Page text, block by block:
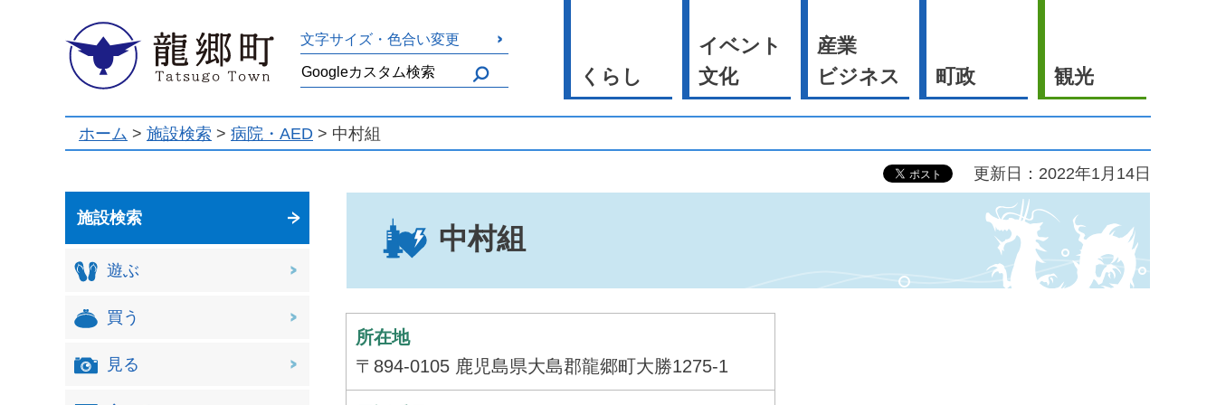
龍郷町 文字サイズ・色合い変更
くらし
イベント
文化
産業
ビジネス
町政 観光
ホーム > 施設検索 > 病院・AED > 中村組
更新日：2022年1月14日
施設検索
遊ぶ
買う
見る
中村組
所在地
〒894-0105 鹿児島県大島郡龍郷町大勝1275-1